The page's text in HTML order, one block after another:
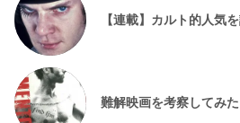
【連載】カルト的人気
難解映画を考察してみた